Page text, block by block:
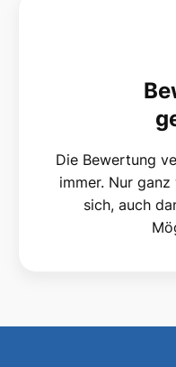
Die Bewertung
immer. Nur
sich, auch